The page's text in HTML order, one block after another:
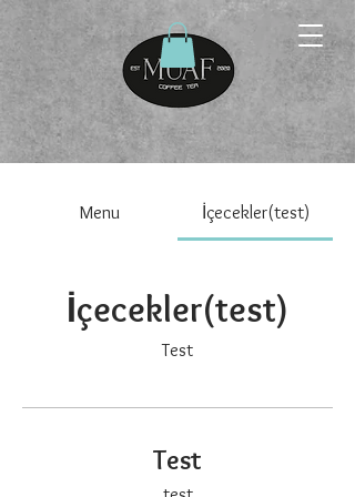
Menu İçecekler(test)
İçecekler(test)
Test
Test